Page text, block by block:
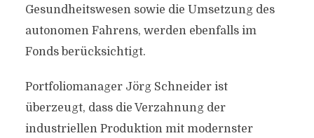
Gesundheitswesen sowie die Umsetzung des
autonomen Fahrens, werden ebenfalls im
Fonds berücksichtigt.
Portfoliomanager Jörg Schneider ist
überzeugt, dass die Verzahnung der
industriellen Produktion mit modernster